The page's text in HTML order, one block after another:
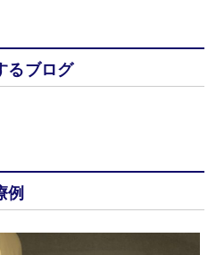
るブログ
例